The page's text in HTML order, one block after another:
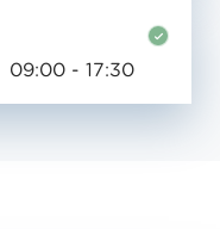
09:00 - 17:30